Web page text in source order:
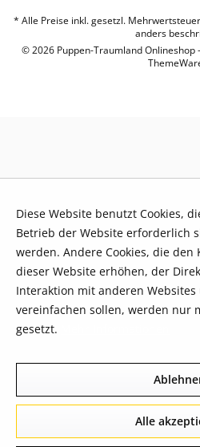
* Alle Preise inkl. gesetzl.
anders
© 2026 Puppen-Traumland Onlineshop
Diese Website benutzt Cookies,
Betrieb der Website erforderlich
werden. Andere Cookies, die
dieser Website erhöhen, der
Interaktion mit anderen
vereinfachen sollen, werden nur
gesetzt.
Alle